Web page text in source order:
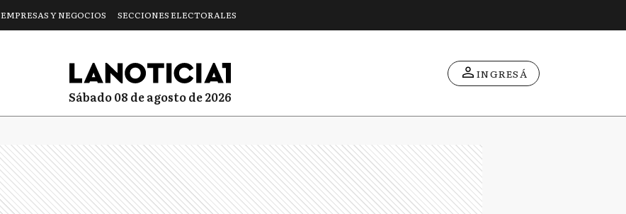
EMPRESAS Y NEGOCIOS SECCIONES ELECTORALES
sábado 08 de agosto de 2026
INGRESÁ